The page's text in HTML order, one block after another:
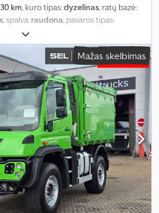
km, kuro tipas:dyzelinas, ratų bazė:
, spalva: raudona, pavaros tipas:
, Gamybos metai:
Mažas skelbimas